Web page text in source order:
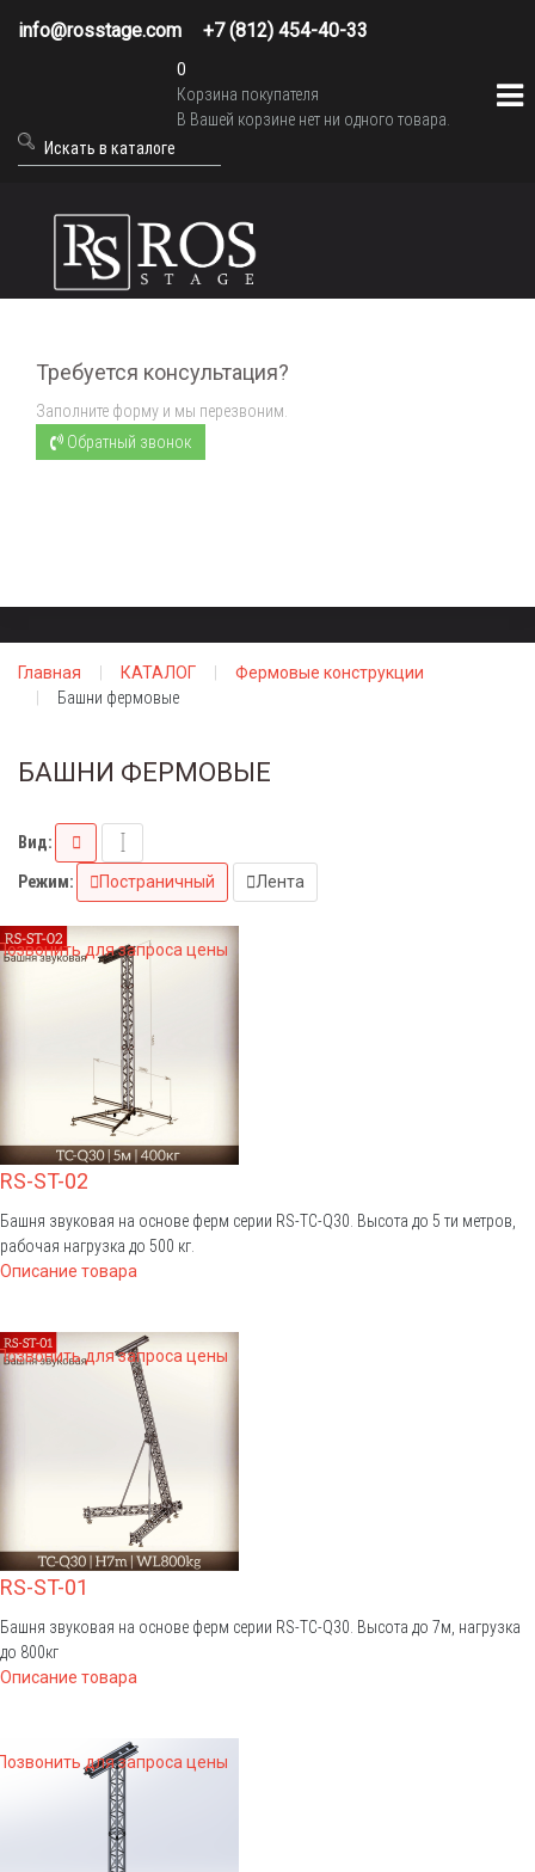
info@rosstage.com +7 (812) 454-40-33
0
Корзина покупателя
В Вашей корзине нет ни одного товара.
Требуется консультация?
Заполните форму и мы перезвоним.
Обратный звонок
Главная КАТАЛОГ
Фермовые конструкции
Башни фермовые
БАШНИ ФЕРМОВЫЕ
Вид:
Режим: Постраничный Лента
RS-ST-02
Башня звуковая на основе ферм серии RS-TС-Q30. Высота до 5 ти метров,
рабочая нагрузка до 500 кг.
Описание товара
для запроса цены
RS-ST-01
Башня звуковая на основе ферм серии RS-TС-Q30. Высота до 7м, нагрузка
до 800кг
Описание товара
для запроса цены
для запроса цены